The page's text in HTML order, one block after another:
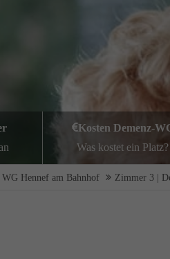
Kosten Demenz-
Was kostet ein Platz?
WG Hennef am Bahnhof Zimmer 3 |